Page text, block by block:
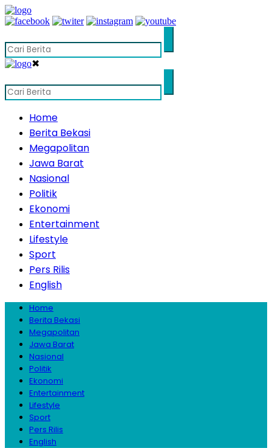
✖
Home
Berita Bekasi
Megapolitan
Jawa Barat
Nasional
Politik
Ekonomi
Entertainment
Lifestyle
Sport
Pers Rilis
English
Home
Berita Bekasi
Megapolitan
Jawa Barat
Nasional
Politik
Ekonomi
Entertainment
Lifestyle
Sport
Pers Rilis
English